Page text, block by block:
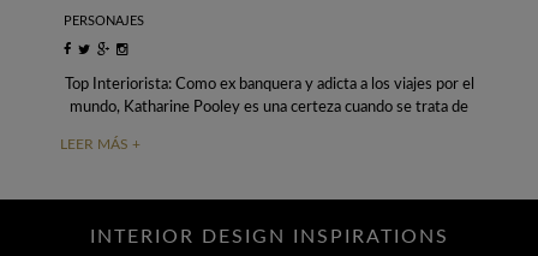
PERSONAJES
Top Interiorista: Como ex banquera y adicta a los viajes por el
mundo, Katharine Pooley es una certeza cuando se trata de
LEER MÁS +
INTERIOR DESIGN INSPIRATIONS